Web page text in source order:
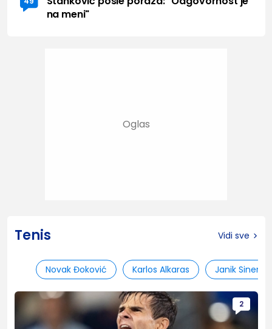
na meni"
Tenis Vidi sve
Novak Đoković Karlos Alkaras Janik Siner
2